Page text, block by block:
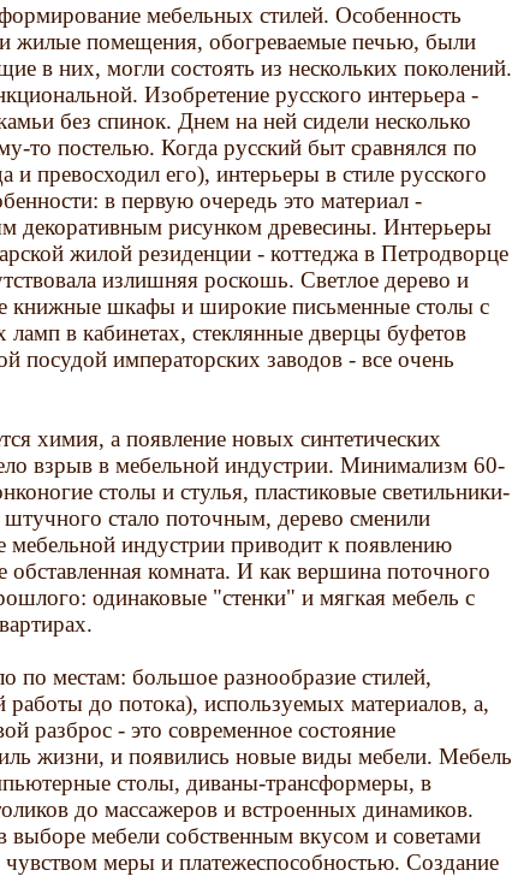
мебельных стилей. Особенность
жилые помещения, обогреваемые печью, были
в них, могли состоять из нескольких поколений.
Изобретение русского интерьера -
без спинок. Днем на ней сидели несколько
то постелью. Когда русский быт сравнялся по
и превосходил его), интерьеры в стиле русского
в первую очередь это материал -
декоративным рисунком древесины. Интерьеры
жилой резиденции - коттеджа в Петродворце
излишняя роскошь. Светлое дерево и
книжные шкафы и широкие письменные столы с
в кабинетах, стеклянные дверцы буфетов
посудой императорских заводов - все очень
химия, а появление новых синтетических
взрыв в мебельной индустрии. Минимализм 60-
столы и стулья, пластиковые светильники-
стало поточным, дерево сменили
мебельной индустрии приводит к появлению
обставленная комната. И как вершина поточного
одинаковые "стенки" и мягкая мебель с
по местам: большое разнообразие стилей,
работы до потока), используемых материалов, а,
разброс - это современное состояние
жизни, и появились новые виды мебели. Мебель
столы, диваны-трансформеры, в
до массажеров и встроенных динамиков.
выборе мебели собственным вкусом и советами
чувством меры и платежеспособностью. Создание